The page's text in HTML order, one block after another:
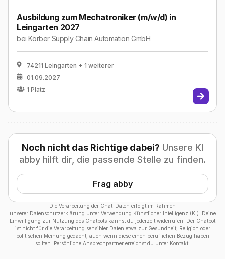
Ausbildung zum Mechatroniker (m/w/d) in
Leingarten 2027
beiKörber Supply Chain Automation GmbH
74211 Leingarten + 1 weiterer
01.09.2027
1 Platz
Noch nicht das Richtige dabei? Unsere KI
abby hilft dir, die passende Stelle zu finden.
Frag abby
Die Verarbeitung der Chat-Daten erfolgt im Rahmen
unserer Datenschutzerklärung unter Verwendung Künstlicher Intelligenz (KI). Deine
Einwilligung zur Nutzung des Chatbots kannst du jederzeit widerrufen. Der Chatbot
ist nicht für die Verarbeitung sensibler Daten etwa zur Gesundheit, Religion oder
politischen Meinung gedacht, auch wenn diese einen beruflichen Bezug haben
sollten. Persönliche Ansprechpartner erreichst du unter Kontakt